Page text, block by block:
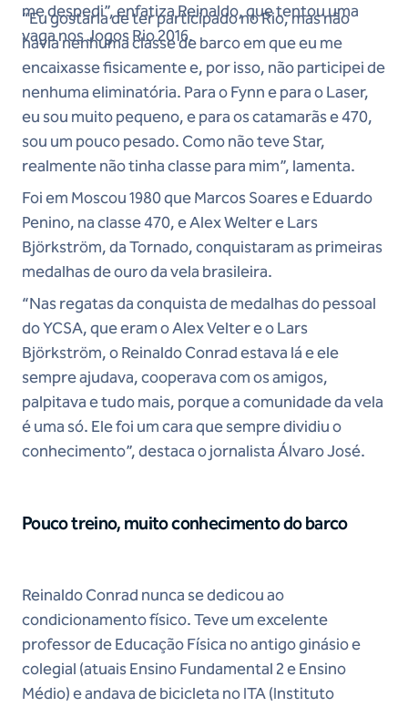
me despedi”, enfatiza Reinaldo, que tentou uma
vaga nos Jogos Rio 2016.
“Eu gostaria de ter participado no Rio, mas não
havia nenhuma classe de barco em que eu me
encaixasse fisicamente e, por isso, não participei de
nenhuma eliminatória. Para o Fynn e para o Laser,
eu sou muito pequeno, e para os catamarãs e 470,
sou um pouco pesado. Como não teve Star,
realmente não tinha classe para mim”, lamenta.
Foi em Moscou 1980 que Marcos Soares e Eduardo
Penino, na classe 470, e Alex Welter e Lars
Björkström, da Tornado, conquistaram as primeiras
medalhas de ouro da vela brasileira.
“Nas regatas da conquista de medalhas do pessoal
do YCSA, que eram o Alex Velter e o Lars
Björkström, o Reinaldo Conrad estava lá e ele
sempre ajudava, cooperava com os amigos,
palpitava e tudo mais, porque a comunidade da vela
é uma só. Ele foi um cara que sempre dividiu o
conhecimento”, destaca o jornalista Álvaro José.
Pouco treino, muito conhecimento do barco
Reinaldo Conrad nunca se dedicou ao
condicionamento físico. Teve um excelente
professor de Educação Física no antigo ginásio e
colegial (atuais Ensino Fundamental 2 e Ensino
Médio) e andava de bicicleta no ITA (Instituto